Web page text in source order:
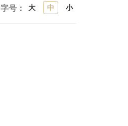
字号： 大 中 小